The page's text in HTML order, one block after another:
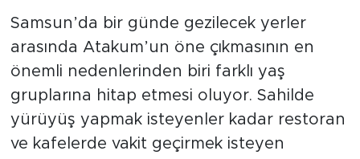
Samsun’da bir günde gezilecek yerler
arasında Atakum’un öne çıkmasının en
önemli nedenlerinden biri farklı yaş
gruplarına hitap etmesi oluyor. Sahilde
yürüyüş yapmak isteyenler kadar restoran
ve kafelerde vakit geçirmek isteyen